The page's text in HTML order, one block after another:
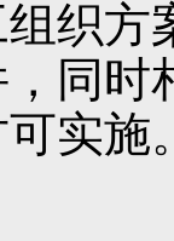
织
同时
实施